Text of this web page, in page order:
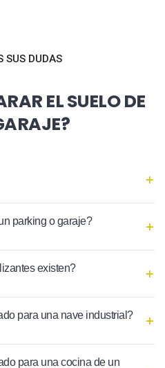
SUS DUDAS
EL SUELO DE
parking o garaje?
existen?
para una nave industrial?
para una cocina de un